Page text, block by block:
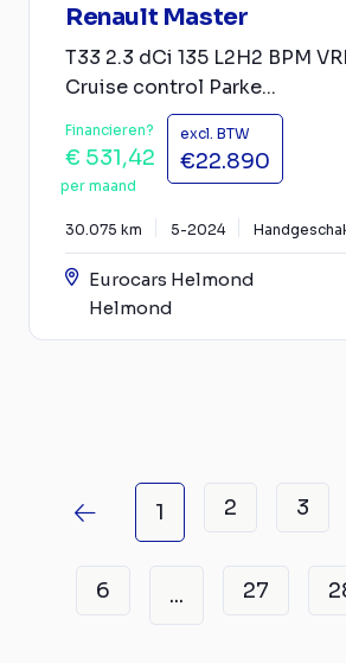
Renault Master
T33 2.3 dCi 135 L2H2 BPM
Cruise control Parke...
Financieren?
€ 531,42
per maand
excl. BTW
€22.890
30.075 km 5-2024
Eurocars Helmond
Helmond
1 2 3
6 ... 27